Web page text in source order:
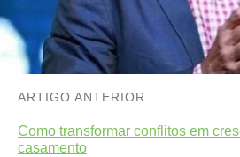
ARTIGO ANTERIOR
Como transformar conflitos em
casamento